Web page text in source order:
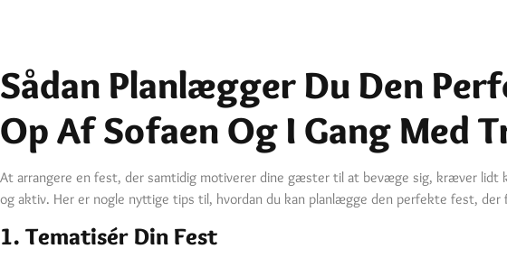
Sådan Planlægger Du Den
Op Af Sofaen Og I Gang Med
At arrangere en fest, der samtidig motiverer dine gæster til at bevæge sig, kræver
og aktiv. Her er nogle nyttige tips til, hvordan du kan planlægge den perfekte fest,
1. Tematisér Din Fest